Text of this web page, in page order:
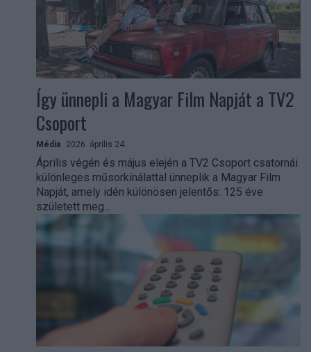
Így ünnepli a Magyar Film Napját a TV2
Csoport
Média 2026. április 24.
Április végén és május elején a TV2 Csoport csatornái
különleges műsorkínálattal ünneplik a Magyar Film
Napját, amely idén különösen jelentős: 125 éve
született meg...